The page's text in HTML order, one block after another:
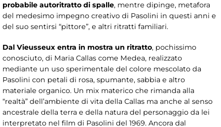
probabile autoritratto di spalle, mentre dipinge, metafora
del medesimo impegno creativo di Pasolini in questi anni e
del suo sentirsi “pittore”, e altri ritratti familiari.
Dal Vieusseux entra in mostra un ritratto, pochissimo
conosciuto, di Maria Callas come Medea, realizzato
mediante un uso sperimentale del colore mescolato da
Pasolini con petali di rosa, spumante, sabbia e altro
materiale organico. Un mix materico che rimanda alla
“realtà” dell’ambiente di vita della Callas ma anche al senso
ancestrale della terra e della natura del personaggio da lei
interpretato nel film di Pasolini del 1969. Ancora dal